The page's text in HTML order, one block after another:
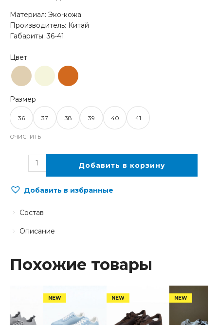
Материал: Эко-кожа
Производитель: Китай
Габариты: 36-41
36 37 38 39 40 41
ОЧИСТИТЬ
Добавить в корзину
Добавить в избранные
Описание
Состав
Похожие товары